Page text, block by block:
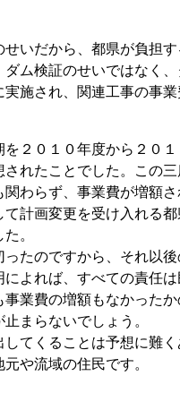
いだから、都県が負担
ム検証のせいではなく
施され、関連工事の事
２０１０年度から２０
れたことでした。この
わらず、事業費が増額
計画変更を受け入れる
。
たのですから、それ以
よれば、すべての責任
業費の増額もなかった
まらないでしょう。
てくることは予想に難
や流域の住民です。